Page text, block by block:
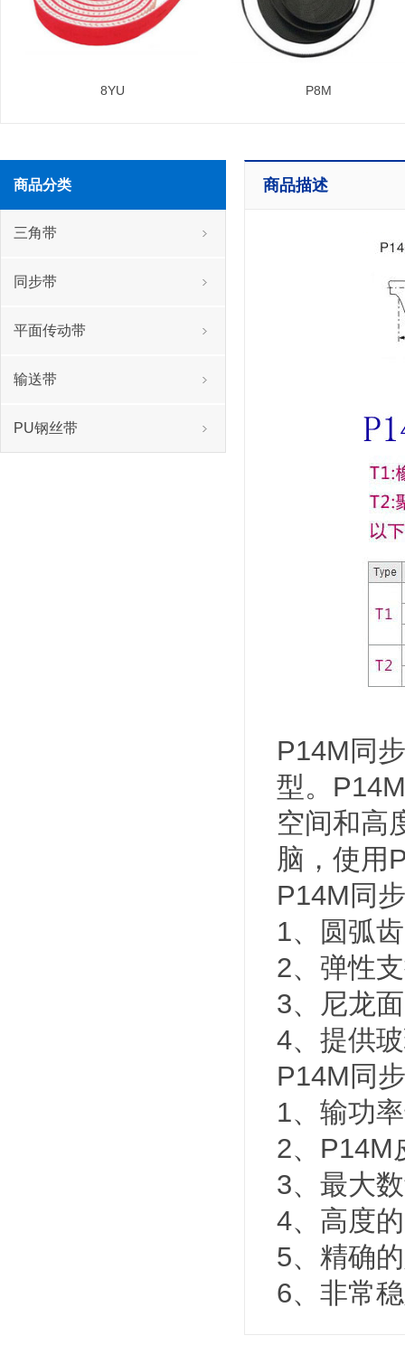
8YU P8M
商品分类
三角带
同步带
平面传动带
输送带
PU钢丝带
商品描述
P14M同
型。
空间和高
脑，使用
P14M同
1、圆弧
2、弹性
3、尼龙
4、提供
P14M同
1、输功
2、P14M
3、最大
4、高度
5、精确
6、非常